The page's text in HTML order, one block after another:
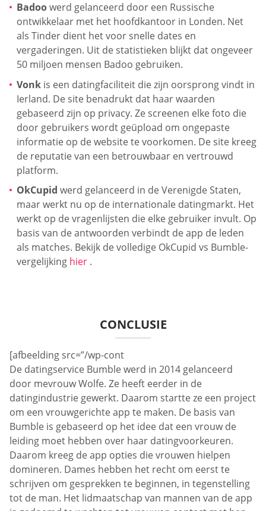
Badoowerd gelanceerd door een Russische
ontwikkelaar met het hoofdkantoor in Londen. Net
als Tinder dient het voor snelle dates en
vergaderingen. Uit de statistieken blijkt dat ongeveer
50 miljoen mensen Badoo gebruiken.
Vonk is een datingfaciliteit die zijn oorsprong vindt in
Ierland. De site benadrukt dat haar waarden
gebaseerd zijn op privacy. Ze screenen elke foto die
door gebruikers wordt geüpload om ongepaste
informatie op de website te voorkomen. De site kreeg
de reputatie van een betrouwbaar en vertrouwd
platform.
OkCupid werd gelanceerd in de Verenigde Staten,
maar werkt nu op de internationale datingmarkt. Het
werkt op de vragenlijsten die elke gebruiker invult. Op
basis van de antwoorden verbindt de app de leden
als matches. Bekijk de volledige OkCupid vs Bumble-
vergelijking hier .
CONCLUSIE
[afbeelding src=”/wp-cont
De datingservice Bumble werd in 2014 gelanceerd
door mevrouw Wolfe. Ze heeft eerder in de
datingindustrie gewerkt. Daarom startte ze een project
om een vrouwgerichte app te maken. De basis van
Bumble is gebaseerd op het idee dat een vrouw de
leiding moet hebben over haar datingvoorkeuren.
Daarom kreeg de app opties die vrouwen hielpen
domineren. Dames hebben het recht om eerst te
schrijven om gesprekken te beginnen, in tegenstelling
tot de man. Het lidmaatschap van mannen van de app